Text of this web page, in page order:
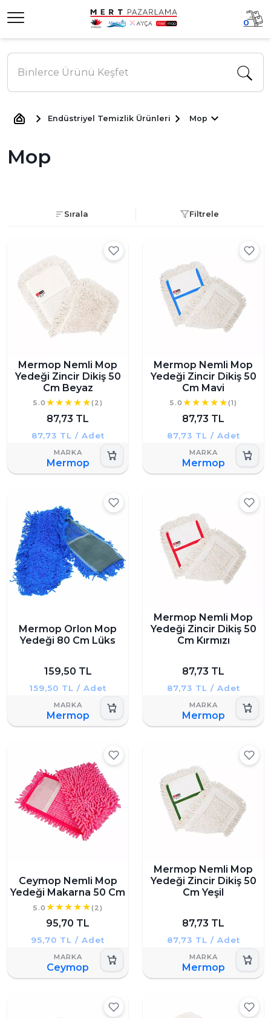
0
Endüstriyel Temizlik Ürünleri Mop
Mop
Sırala Filtrele
Mermop Nemli Mop
Yedeği Zincir Dikiş 50
Cm Beyaz
5.0 (2)
87,73 TL
87,73 TL / Adet
Mermop
Mermop Nemli Mop
Yedeği Zincir Dikiş 50
Cm Mavi
5.0 (1)
87,73 TL
87,73 TL / Adet
Mermop
Mermop Orlon Mop
Yedeği 80 Cm Lüks
159,50 TL
159,50 TL / Adet
Mermop
Mermop Nemli Mop
Yedeği Zincir Dikiş 50
Cm Kırmızı
87,73 TL
87,73 TL / Adet
Mermop
Ceymop Nemli Mop
Yedeği Makarna 50 Cm
5.0 (2)
95,70 TL
95,70 TL / Adet
Ceymop
Mermop Nemli Mop
Yedeği Zincir Dikiş 50
Cm Yeşil
87,73 TL
87,73 TL / Adet
Mermop